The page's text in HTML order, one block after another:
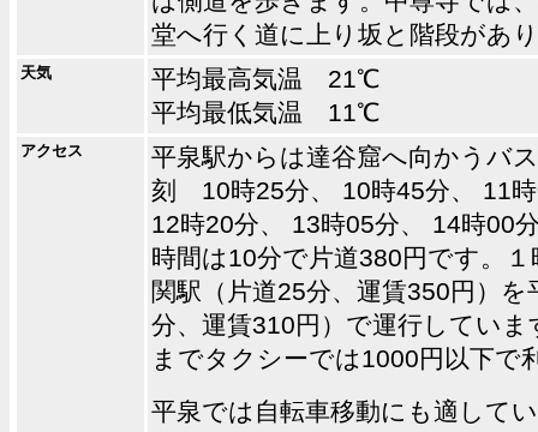
堂へ行く道に上り坂と階段があ
天気
平均最高気温 21℃
平均最低気温 11℃
アクセス
平泉駅からは達谷窟へ向かうバ
刻 10時25分、 10時45分、 11
12時20分、 13時05分、 14時00
時間は10分で片道380円です。
関駅（片道25分、運賃350円）を
分、運賃310円）で運行してい
までタクシーでは1000円以下で
平泉では自転車移動にも適して